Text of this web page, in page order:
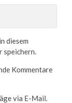
diesem
Kommentare
via E-Mail.